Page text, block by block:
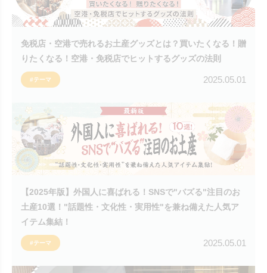
免税店・空港で売れるお土産グッズとは？買いたくなる！贈
りたくなる！空港・免税店でヒットするグッズの法則
#テーマ 2025.05.01
【2025年版】外国人に喜ばれる！SNSで"バズる"注目のお
土産10選！"話題性・文化性・実用性"を兼ね備えた人気ア
イテム集結！
#テーマ 2025.05.01